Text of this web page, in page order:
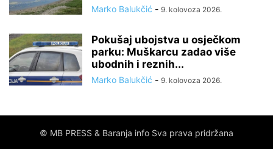
Marko Balukčić - 9. kolovoza 2026.
Pokušaj ubojstva u osječkom
parku: Muškarcu zadao više
ubodnih i reznih...
Marko Balukčić - 9. kolovoza 2026.
© MB PRESS & Baranja info Sva prava pridržana